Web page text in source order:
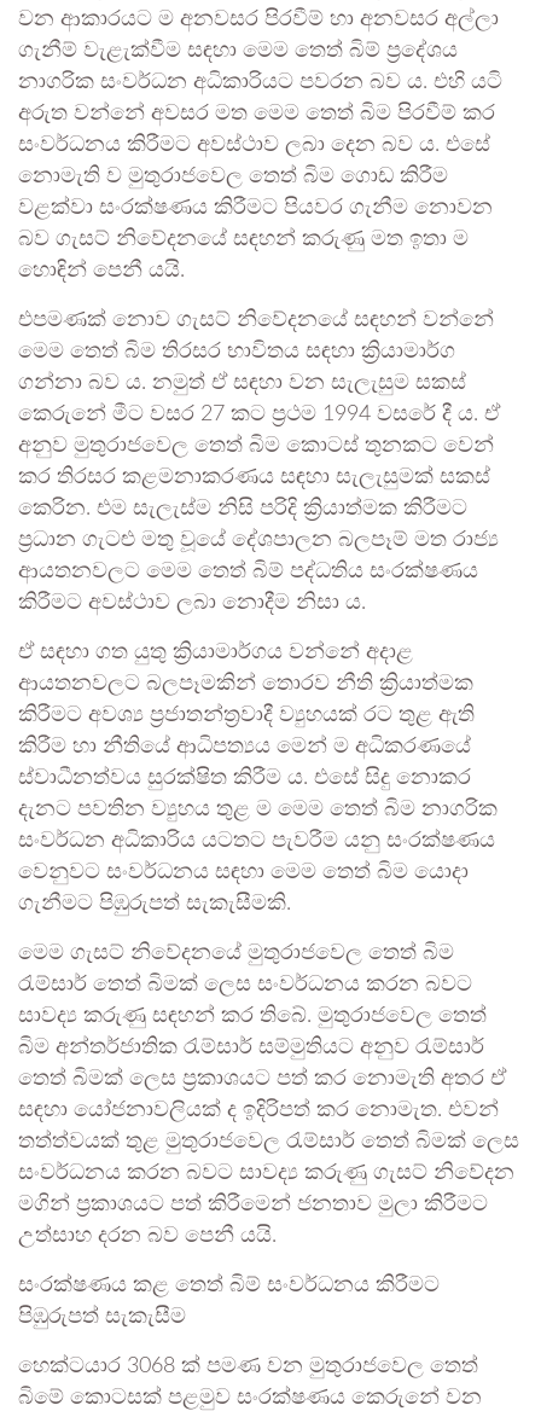
වන ආකාරයට ම අනවසර පිරවීම් හා අනවසර අල්ලා
ගැනීම් වැළැක්වීම සඳහා මෙම තෙත් බිම් ප්‍රදේශය
නාගරික සංවර්ධන අධිකාරියට පවරන බව ය. එහි යටි
අරුත වන්නේ අවසර මත මෙම තෙත් බිම පිරවීම් කර
සංවර්ධනය කිරීමට අවස්ථාව ලබා දෙන බව ය. එසේ
නොමැති ව මුතුරාජවෙල තෙත් බිම ගොඩ කිරීම
වළක්වා සංරක්ෂණය කිරීමට පියවර ගැනීම නොවන
බව ගැසට් නිවේදනයේ සඳහන් කරුණු මත ඉතා ම
හොඳින් පෙනී යයි.
එපමණක් නොව ගැසට් නිවේදනයේ සඳහන් වන්නේ
මෙම තෙත් බිම තිරසර භාවිතය සඳහා ක්‍රියාමාර්ග
ගන්නා බව ය. නමුත් ඒ සඳහා වන සැලැසුම සකස්
කෙරුනේ මීට වසර 27 කට ප්‍රථම 1994 වසරේ දී ය. ඒ
අනුව මුතුරාජවෙල තෙත් බිම කොටස් තුනකට වෙන්
කර තිරසර කළමනාකරණය සඳහා සැලැසුමක් සකස්
කෙරින. එම සැලැස්ම නිසි පරිදි ක්‍රියාත්මක කිරීමට
ප්‍රධාන ගැටළු මතු වූයේ දේශපාලන බලපෑම් මත රාජ්‍ය
ආයතනවලට මෙම තෙත් බිම් පද්ධතිය සංරක්ෂණය
කිරීමට අවස්ථාව ලබා නොදීම නිසා ය.
ඒ සඳහා ගත යුතු ක්‍රියාමාර්ගය වන්නේ අදාළ
ආයතනවලට බලපෑමකින් තොරව නීති ක්‍රියාත්මක
කිරීමට අවශ්‍ය ප්‍රජාතන්ත්‍රවාදී ව්‍යුහයක් රට තුළ ඇති
කිරීම හා නීතියේ ආධිපත්‍යය මෙන් ම අධිකරණයේ
ස්වාධීනත්වය සුරක්ෂිත කිරීම ය. එසේ සිදු නොකර
දැනට පවතින ව්‍යුහය තුළ ම මෙම තෙත් බිම නාගරික
සංවර්ධන අධිකාරිය යටතට පැවරීම යනු සංරක්ෂණය
වෙනුවට සංවර්ධනය සඳහා මෙම තෙත් බිම යොදා
ගැනීමට පිඹුරුපත් සැකැසීමකි.
මෙම ගැසට් නිවේදනයේ මුතුරාජවෙල තෙත් බිම
රැම්සාර් තෙත් බිමක් ලෙස සංවර්ධනය කරන බවට
සාවද්‍ය කරුණු සඳහන් කර තිබේ. මුතුරාජවෙල තෙත්
බිම අන්තර්ජාතික රැම්සාර් සම්මුතියට අනුව රැම්සාර්
තෙත් බිමක් ලෙස ප්‍රකාශයට පත් කර නොමැති අතර ඒ
සඳහා යෝජනාවලියක් ද ඉදිරිපත් කර නොමැත. එවන්
තත්ත්වයක් තුළ මුතුරාජවෙල රැම්සාර් තෙත් බිමක් ලෙස
සංවර්ධනය කරන බවට සාවද්‍ය කරුණු ගැසට් නිවේදන
මගින් ප්‍රකාශයට පත් කිරීමෙන් ජනතාව මුලා කිරීමට
උත්සාහ දරන බව පෙනී යයි.
සංරක්ෂණය කළ තෙත් බිම් සංවර්ධනය කිරීමට
පිඹුරුපත් සැකැසීම
හෙක්ටයාර 3068 ක් පමණ වන මුතුරාජවෙල තෙත්
බිමේ කොටසක් පළමුව සංරක්ෂණය කෙරුනේ වන